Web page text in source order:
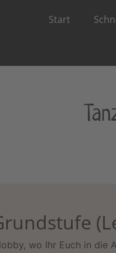
Start
wo Ihr Euch in die